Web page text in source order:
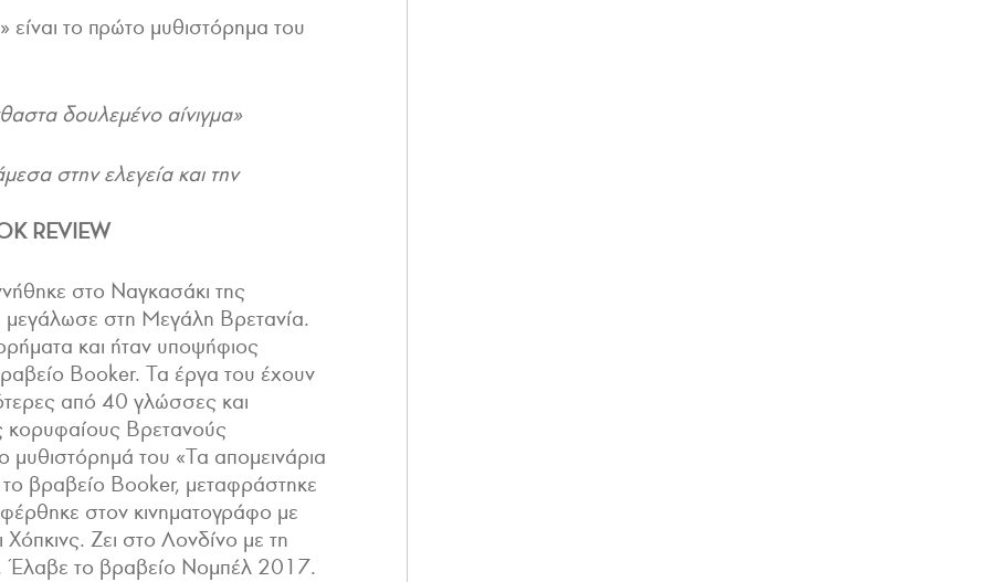
το πρώτο μυθιστόρημα του
δουλεμένο αίνιγμα»
στην ελεγεία και την
REVIEW
στο Ναγκασάκι της
στη Μεγάλη Βρετανία.
και ήταν υποψήφιος
Booker. Τα έργα του έχουν
από 40 γλώσσες και
κορυφαίους Βρετανούς
του «Τα απομεινάρια
το βραβείο Booker, μεταφράστηκε
στον κινηματογράφο με
Ζει στο Λονδίνο με τη
Έλαβε το βραβείο Νομπέλ 2017.